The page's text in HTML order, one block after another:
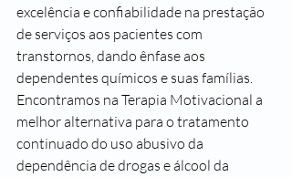
excelência e confiabilidade na prestação
de serviços aos pacientes com
transtornos, dando ênfase aos
dependentes químicos e suas famílias.
Encontramos na Terapia Motivacional a
melhor alternativa para o tratamento
continuado do uso abusivo da
dependência de drogas e álcool da